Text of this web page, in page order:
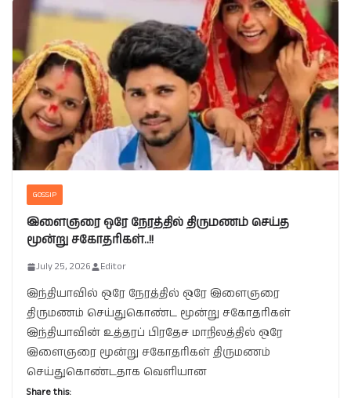
GOSSIP
இளைஞரை ஒரே நேரத்தில் திருமணம் செய்த
மூன்று சகோதரிகள்..!!
July 25, 2026 Editor
இந்தியாவில் ஒரே நேரத்தில் ஒரே இளைஞரை
திருமணம் செய்துகொண்ட மூன்று சகோதரிகள்
இந்தியாவின் உத்தரப் பிரதேச மாநிலத்தில் ஒரே
இளைஞரை மூன்று சகோதரிகள் திருமணம்
செய்துகொண்டதாக வெளியான
Share this: